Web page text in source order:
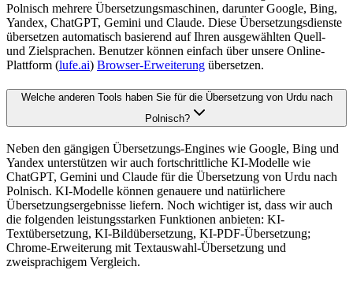
Polnisch mehrere Übersetzungsmaschinen, darunter Google, Bing,
Yandex, ChatGPT, Gemini und Claude. Diese Übersetzungsdienste
übersetzen automatisch basierend auf Ihren ausgewählten Quell-
und Zielsprachen. Benutzer können einfach über unsere Online-
Plattform (lufe.ai) Browser-Erweiterung übersetzen.
Welche anderen Tools haben Sie für die Übersetzung von Urdu nach
Polnisch?
Neben den gängigen Übersetzungs-Engines wie Google, Bing und
Yandex unterstützen wir auch fortschrittliche KI-Modelle wie
ChatGPT, Gemini und Claude für die Übersetzung von Urdu nach
Polnisch. KI-Modelle können genauere und natürlichere
Übersetzungsergebnisse liefern. Noch wichtiger ist, dass wir auch
die folgenden leistungsstarken Funktionen anbieten: KI-
Textübersetzung, KI-Bildübersetzung, KI-PDF-Übersetzung;
Chrome-Erweiterung mit Textauswahl-Übersetzung und
zweisprachigem Vergleich.